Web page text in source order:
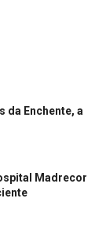
da Enchente, a
Madrecor